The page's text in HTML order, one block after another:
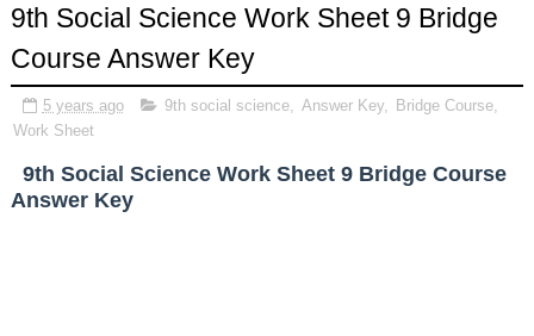
9th Social Science Work Sheet 9 Bridge
Course Answer Key
5 years ago 9th social science, Answer Key, Bridge Course,
Work Sheet
9th Social Science Work Sheet 9 Bridge Course
Answer Key